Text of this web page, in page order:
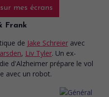
sur mes écrans
Frank
de Jake Schreier avec
, Liv Tyler. Un ex-
d'Alzheimer prépare le vol
avec un robot.